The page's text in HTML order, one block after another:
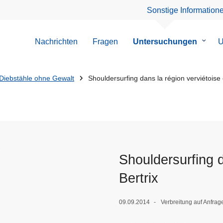
Sonstige
Nachrichten Fragen Untersuchungen
Diebstähle ohne Gewalt Shouldersurfing dans la région verviétoise
Shouldersurfing
Bertrix
09.09.2014 Verbreitung auf